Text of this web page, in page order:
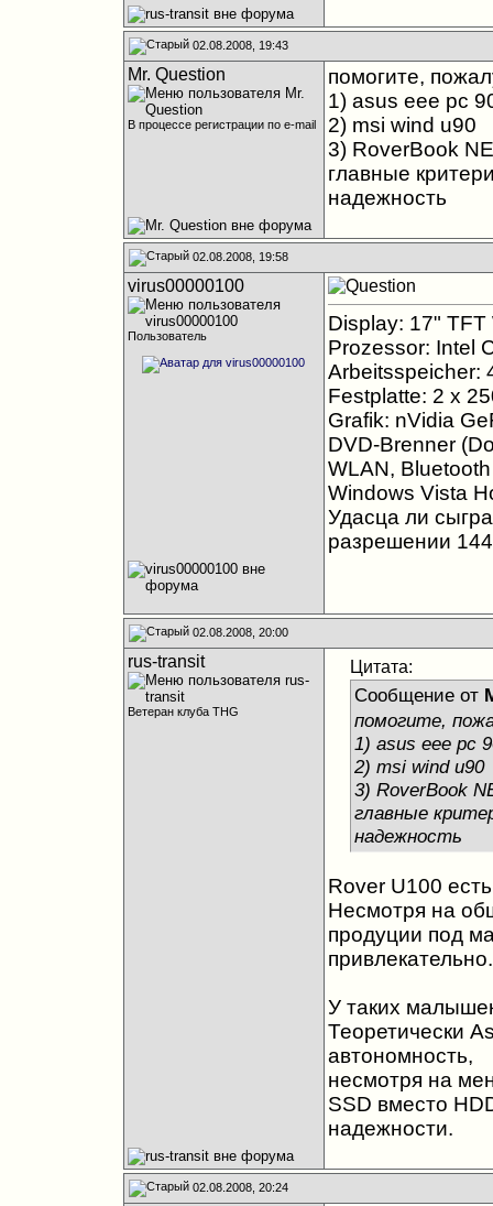
02.08.2008, 19:43
Mr. Question
В процессе регистрации по e-mail
помогите,
1) asus eee pc
2) msi wind u90
3) RoverBook
главные
надежность
02.08.2008, 19:58
virus00000100
Пользователь
Display: 17" TFT
Prozessor: Intel
Arbeitsspeicher:
Festplatte: 2 x
Grafik: nVidia
DVD-Brenner
WLAN, Bluetooth
Windows Vista
Удасца ли
разрешении
02.08.2008, 20:00
rus-transit
Ветеран клуба THG
Цитата:
Сообщение от
помогите,
1) asus eee pc
2) msi wind u90
3) RoverBook
главные
надежность
Rover U100
Несмотря на
продуции под
привлекательно.
У таких
Теоретически
автономность,
несмотря на
SSD вместо
надежности.
02.08.2008, 20:24